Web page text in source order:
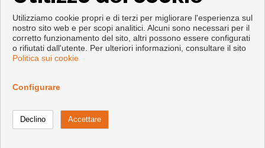
Copyright © 2026. Tutte le diritti riservate.
Info legali|Protezione dei dati politica
Utilizziamo cookie propri e di terzi per migliorare l'esperienza sul
nostro sito web e per scopi analitici. Alcuni sono necessari per il
corretto funzionamento del sito, altri possono essere configurati
o rifiutati dall'utente. Per ulteriori informazioni, consultare il sito
Politica sui cookie
Configurare